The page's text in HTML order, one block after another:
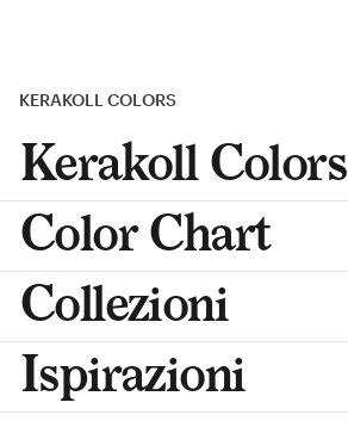
KERAKOLL COLORS
Kerakoll Colors
Color Chart
Collezioni
Ispirazioni